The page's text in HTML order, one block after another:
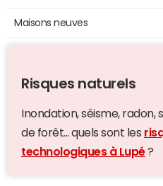
Maisons neuves
Risques naturels
Inondation, séisme, radon,
de forêt... quels sont les
technologiques à Lupé?